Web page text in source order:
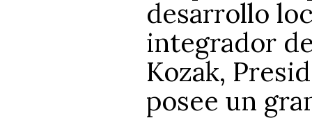
desarrollo
integrador
Kozak,
posee un